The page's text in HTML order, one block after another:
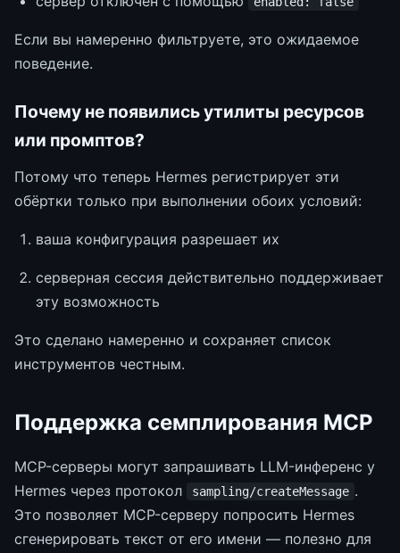
Если вы намеренно фильтруете, это ожидаемое
поведение.
Почему не появились утилиты ресурсов
или промптов?
Потому что теперь Hermes регистрирует эти
обёртки только при выполнении обоих условий:
ваша конфигурация разрешает их
серверная сессия действительно поддерживает
эту возможность
Это сделано намеренно и сохраняет список
инструментов честным.
Поддержка семплирования MCP
MCP-серверы могут запрашивать LLM-инференс у
Hermes через протокол
sampling/createMessage .
Это позволяет MCP-серверу попросить Hermes
сгенерировать текст от его имени — полезно для